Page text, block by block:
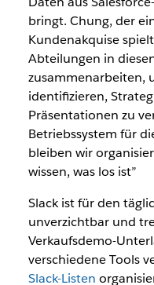
bringt. Chung, der
Kundenakquise
Abteilungen in
zusammenarbeiten,
identifizieren,
Präsentationen zu
Betriebssystem für
bleiben wir
wissen, was los ist”
Slack ist für den
unverzichtbar und
Verkaufsdemo-
verschiedene Tools
Slack-Listen